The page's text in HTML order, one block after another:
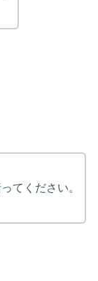
てください。